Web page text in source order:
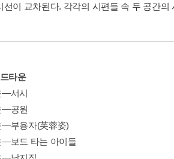
선이 교차된다. 각각의 시편들 속 두 공간
타운
―서시
―공원
―부용자(芙蓉姿)
―보드 타는 아이들